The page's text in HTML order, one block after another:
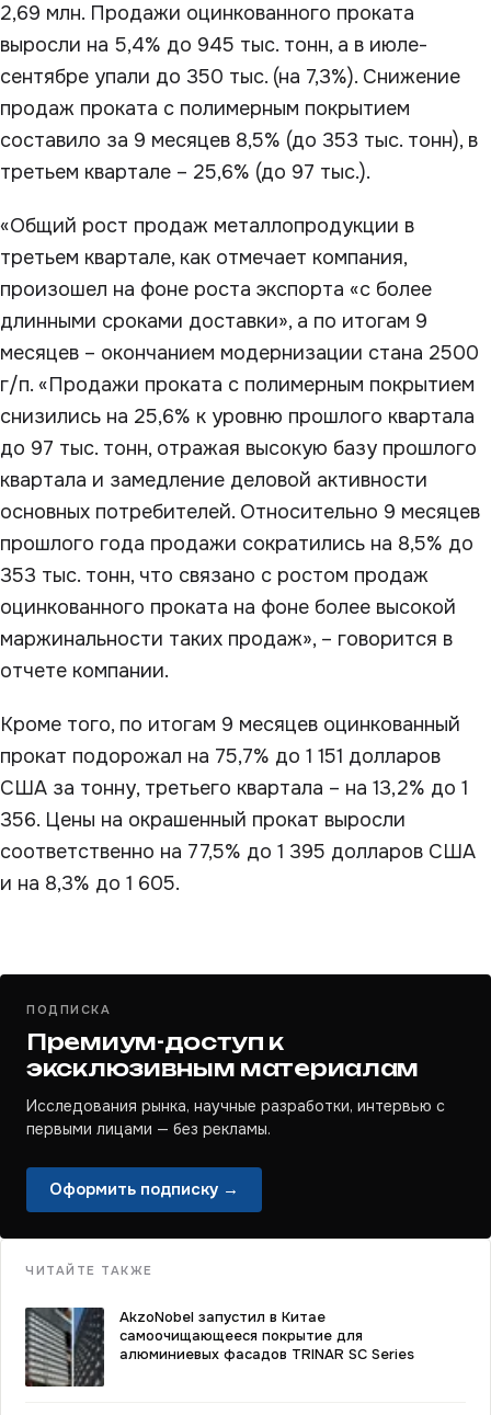
2,69 млн. Продажи оцинкованного проката
выросли на 5,4% до 945 тыс. тонн, а в июле-
сентябре упали до 350 тыс. (на 7,3%). Снижение
продаж проката с полимерным покрытием
составило за 9 месяцев 8,5% (до 353 тыс. тонн), в
третьем квартале – 25,6% (до 97 тыс.).
«Общий рост продаж металлопродукции в
третьем квартале, как отмечает компания,
произошел на фоне роста экспорта «с более
длинными сроками доставки», а по итогам 9
месяцев – окончанием модернизации стана 2500
г/п. «Продажи проката с полимерным покрытием
снизились на 25,6% к уровню прошлого квартала
до 97 тыс. тонн, отражая высокую базу прошлого
квартала и замедление деловой активности
основных потребителей. Относительно 9 месяцев
прошлого года продажи сократились на 8,5% до
353 тыс. тонн, что связано с ростом продаж
оцинкованного проката на фоне более высокой
маржинальности таких продаж», – говорится в
отчете компании.
Кроме того, по итогам 9 месяцев оцинкованный
прокат подорожал на 75,7% до 1 151 долларов
США за тонну, третьего квартала – на 13,2% до 1
356. Цены на окрашенный прокат выросли
соответственно на 77,5% до 1 395 долларов США
и на 8,3% до 1 605.
ПОДПИСКА
Премиум-доступ к
эксклюзивным материалам
Исследования рынка, научные разработки, интервью с
первыми лицами — без рекламы.
Оформить подписку →
ЧИТАЙТЕ ТАКЖЕ
AkzoNobel запустил в Китае
самоочищающееся покрытие для
алюминиевых фасадов TRINAR SC Series